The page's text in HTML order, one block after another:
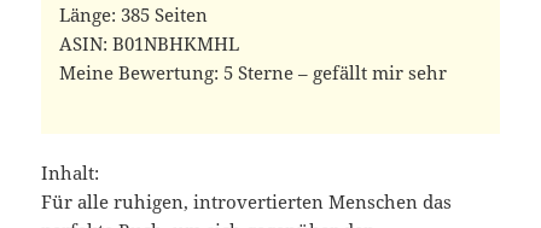
Länge: 385 Seiten
ASIN: ‎B01NBHKMHL
Meine Bewertung: 5 Sterne – gefällt mir sehr
Inhalt:
Für alle ruhigen, introvertierten Menschen das